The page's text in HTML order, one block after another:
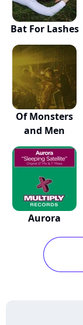
Bat For Lashes
Of Monsters
and Men
Aurora